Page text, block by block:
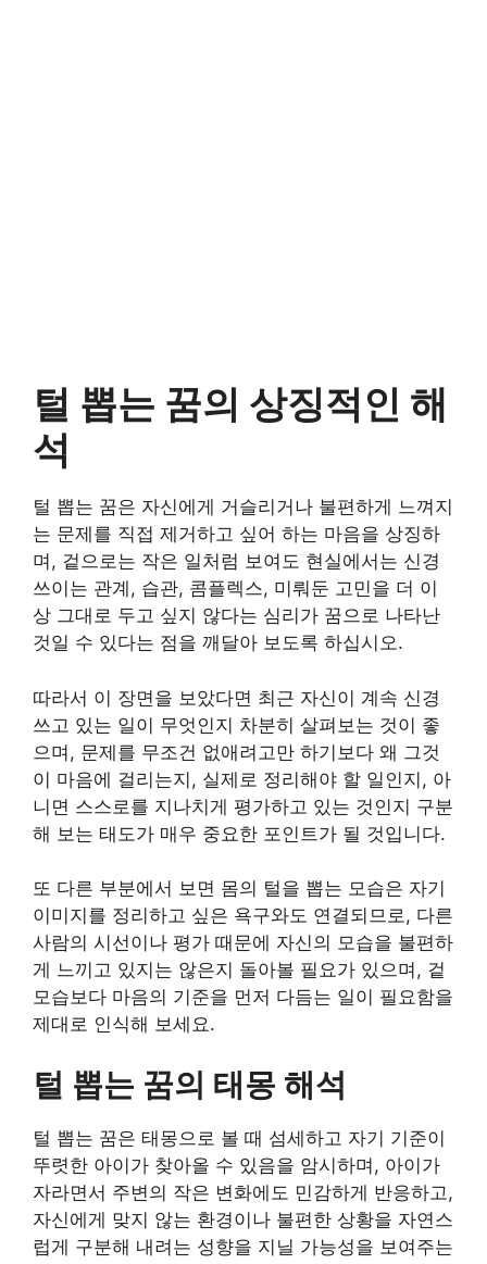
털 뽑는 꿈의 상징적인 해
석
털 뽑는 꿈은 자신에게 거슬리거나 불편하게 느껴지
는 문제를 직접 제거하고 싶어 하는 마음을 상징하
며, 겉으로는 작은 일처럼 보여도 현실에서는 신경
쓰이는 관계, 습관, 콤플렉스, 미뤄둔 고민을 더 이
상 그대로 두고 싶지 않다는 심리가 꿈으로 나타난
것일 수 있다는 점을 깨달아 보도록 하십시오.
따라서 이 장면을 보았다면 최근 자신이 계속 신경
쓰고 있는 일이 무엇인지 차분히 살펴보는 것이 좋
으며, 문제를 무조건 없애려고만 하기보다 왜 그것
이 마음에 걸리는지, 실제로 정리해야 할 일인지, 아
니면 스스로를 지나치게 평가하고 있는 것인지 구분
해 보는 태도가 매우 중요한 포인트가 될 것입니다.
또 다른 부분에서 보면 몸의 털을 뽑는 모습은 자기
이미지를 정리하고 싶은 욕구와도 연결되므로, 다른
사람의 시선이나 평가 때문에 자신의 모습을 불편하
게 느끼고 있지는 않은지 돌아볼 필요가 있으며, 겉
모습보다 마음의 기준을 먼저 다듬는 일이 필요함을
제대로 인식해 보세요.
털 뽑는 꿈의 태몽 해석
털 뽑는 꿈은 태몽으로 볼 때 섬세하고 자기 기준이
뚜렷한 아이가 찾아올 수 있음을 암시하며, 아이가
자라면서 주변의 작은 변화에도 민감하게 반응하고,
자신에게 맞지 않는 환경이나 불편한 상황을 자연스
럽게 구분해 내려는 성향을 지닐 가능성을 보여주는